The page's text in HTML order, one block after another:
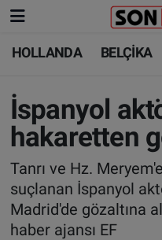
HOLLANDA BELÇİKA
İspanyol
hakaretten
Tanrı ve Hz.
suçlanan İspanyol
Madrid'de gözaltına
haber ajansı EF
HOLLANDA
BELÇİKA
ALMANYA
FRANSA
AVUSTURYA
HOLLANDA
BELÇİKA
ALMANYA
TÜRKİYE
DÜNYA
Nöbetçi Eczaneler
Hava Durumu
Trafik Durumu
Süper Lig Puan
Tüm Manşetler